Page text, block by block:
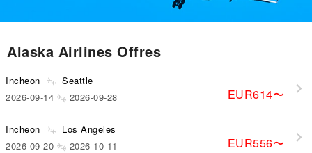
Alaska Airlines Offres
Incheon Seattle
EUR614〜
2026-09-14 2026-09-28
Incheon Los Angeles
EUR556〜
2026-09-20 2026-10-11